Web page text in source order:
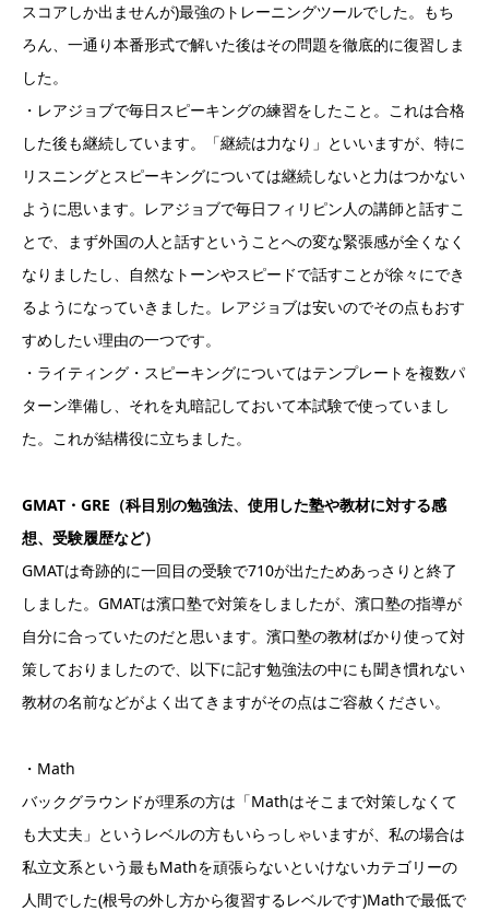
スコアしか出ませんが)最強のトレーニングツールでした。もち
ろん、一通り本番形式で解いた後はその問題を徹底的に復習しま
した。
・レアジョブで毎日スピーキングの練習をしたこと。これは合格
した後も継続しています。「継続は力なり」といいますが、特に
リスニングとスピーキングについては継続しないと力はつかない
ように思います。レアジョブで毎日フィリピン人の講師と話すこ
とで、まず外国の人と話すということへの変な緊張感が全くなく
なりましたし、自然なトーンやスピードで話すことが徐々にでき
るようになっていきました。レアジョブは安いのでその点もおす
すめしたい理由の一つです。
・ライティング・スピーキングについてはテンプレートを複数パ
ターン準備し、それを丸暗記しておいて本試験で使っていまし
た。これが結構役に立ちました。
GMAT・GRE（科目別の勉強法、使用した塾や教材に対する感
想、受験履歴など）
GMATは奇跡的に一回目の受験で710が出たためあっさりと終了
しました。GMATは濱口塾で対策をしましたが、濱口塾の指導が
自分に合っていたのだと思います。濱口塾の教材ばかり使って対
策しておりましたので、以下に記す勉強法の中にも聞き慣れない
教材の名前などがよく出てきますがその点はご容赦ください。
・Math
バックグラウンドが理系の方は「Mathはそこまで対策しなくて
も大丈夫」というレベルの方もいらっしゃいますが、私の場合は
私立文系という最もMathを頑張らないといけないカテゴリーの
人間でした(根号の外し方から復習するレベルです)Mathで最低で